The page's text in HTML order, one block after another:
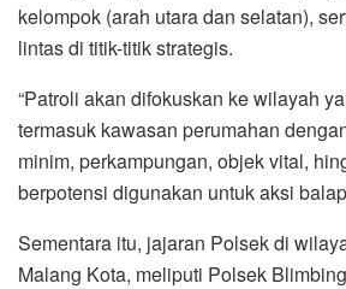
kelompok (arah utara dan selatan),
lintas di titik-titik strategis.
“Patroli akan difokuskan ke wilayah
termasuk kawasan perumahan
minim, perkampungan, objek vital,
berpotensi digunakan untuk aksi
Sementara itu, jajaran Polsek di
Malang Kota, meliputi Polsek